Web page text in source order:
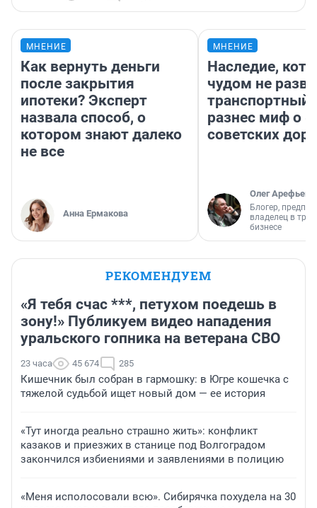
МНЕНИЕ
Как вернуть деньги
после закрытия
ипотеки? Эксперт
назвала способ, о
котором знают далеко
не все
Анна Ермакова
МНЕНИЕ
Наследие,
чудом не
транспортный
разнес миф о
советских
Олег Арефьев
Блогер,
владелец в
бизнесе
РЕКОМЕНДУЕМ
«Я тебя счас ***, петухом поедешь в
зону!» Публикуем видео нападения
уральского гопника на ветерана СВО
23 часа 45 674 285
Кишечник был собран в гармошку: в Югре кошечка с
тяжелой судьбой ищет новый дом — ее история
«Тут иногда реально страшно жить»: конфликт
казаков и приезжих в станице под Волгоградом
закончился избиениями и заявлениями в полицию
«Меня исполосовали всю». Сибирячка похудела на 30